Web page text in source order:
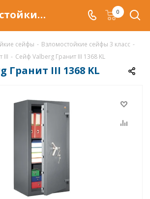
Взломостойкий сейф Valberg Гранит III 1368 KL, сейф Гранит III 1368 KL купить со скидкой по низкой цене в интернет-магазине ValbergSafe.ru 0
сейфы - Взломостойкие сейфы 3 класс -
III - Сейф Valberg Гранит III 1368 KL
Гранит III 1368 KL